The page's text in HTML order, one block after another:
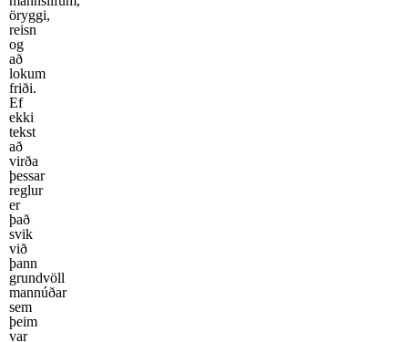
öryggi,
reisn
og
að
lokum
friði.
Ef
ekki
tekst
að
virða
þessar
reglur
er
það
svik
við
þann
grundvöll
mannúðar
sem
þeim
var